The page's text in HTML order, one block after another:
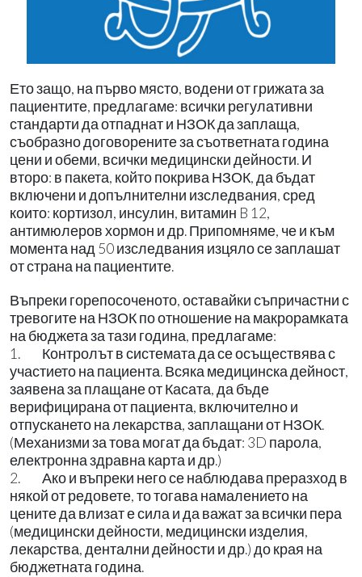
Ето защо, на първо място, водени от грижата за
пациентите, предлагаме: всички регулативни
стандарти да отпаднат и НЗОК да заплаща,
съобразно договорените за съответната година
цени и обеми, всички медицински дейности. И
второ: в пакета, който покрива НЗОК, да бъдат
включени и допълнителни изследвания, сред
които: кортизол, инсулин, витамин B 12,
антимюлеров хормон и др. Припомняме, че и към
момента над 50 изследвания изцяло се заплашат
от страна на пациентите.
Въпреки горепосоченото, оставайки съпричастни с
тревогите на НЗОК по отношение на макрорамката
на бюджета за тази година, предлагаме:
1. Контролът в системата да се осъществява с
участието на пациента. Всяка медицинска дейност,
заявена за плащане от Касата, да бъде
верифицирана от пациента, включително и
отпускането на лекарства, заплащани от НЗОК.
(Механизми за това могат да бъдат: 3D парола,
електронна здравна карта и др.)
2. Ако и въпреки него се наблюдава преразход в
някой от редовете, то тогава намалението на
цените да влизат е сила и да важат за всички пера
(медицински дейности, медицински изделия,
лекарства, дентални дейности и др.) до края на
бюджетната година.